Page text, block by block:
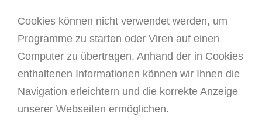
Cookies können nicht verwendet werden, um
Programme zu starten oder Viren auf einen
Computer zu übertragen. Anhand der in Cookies
enthaltenen Informationen können wir Ihnen die
Navigation erleichtern und die korrekte Anzeige
unserer Webseiten ermöglichen.